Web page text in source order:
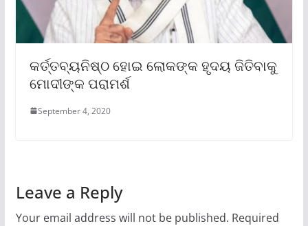
କର୍ତ୍ତବ୍ୟନିଷ୍ଠ ହୋଇ ଲୋକଙ୍କ ହୃଦୟ ଜିତିବାକୁ
ମୋଦୀଙ୍କ ପରାମର୍ଶ
September 4, 2020
Leave a Reply
Your email address will not be published. Required